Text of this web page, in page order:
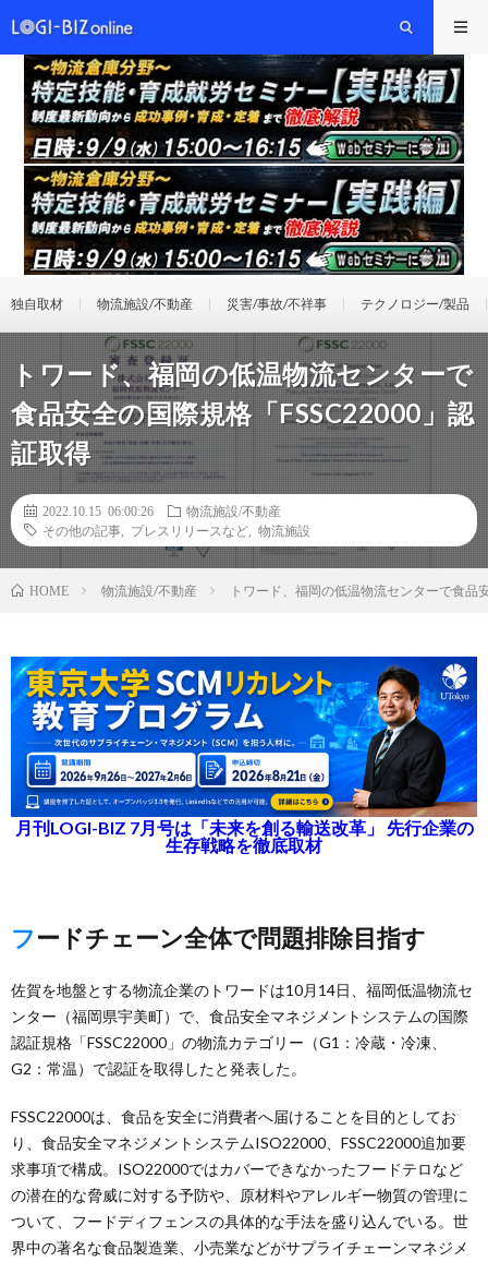
独自取材 物流施設/不動産 災害/事故/不祥事 テクノロジー/製品
トワード、福岡の低温物流センターで
食品安全の国際規格「FSSC22000」認
証取得
2022.10.15 06:00:26
物流施設/不動産
その他の記事
プレスリリースなど 物流施設
HOME 物流施設/不動産 トワード、福岡の低温物流センターで食品
月刊LOGI-BIZ 7月号は「未来を創る輸送改革」 先行企業の
生存戦略を徹底取材
フードチェーン全体で問題排除目指す
佐賀を地盤とする物流企業のトワードは10月14日、福岡低温物流セ
ンター（福岡県宇美町）で、食品安全マネジメントシステムの国際
認証規格「FSSC22000」の物流カテゴリー（G1：冷蔵・冷凍、
G2：常温）で認証を取得したと発表した。
FSSC22000は、食品を安全に消費者へ届けることを目的としてお
り、食品安全マネジメントシステムISO22000、FSSC22000追加要
求事項で構成。ISO22000ではカバーできなかったフードテロなど
の潜在的な脅威に対する予防や、原材料やアレルギー物質の管理に
ついて、フードディフェンスの具体的な手法を盛り込んでいる。世
界中の著名な食品製造業、小売業などがサプライチェーンマネジメ